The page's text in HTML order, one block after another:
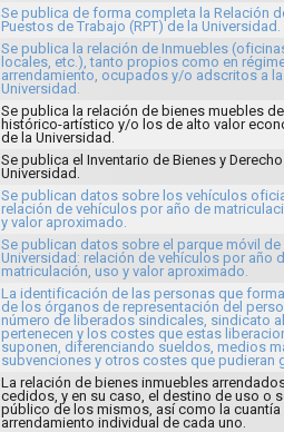
Se publica de forma completa la Relación
Puestos de Trabajo (RPT) de la Universidad.
Se publica la relación de Inmuebles
locales, etc.), tanto propios como en
arrendamiento, ocupados y/o adscritos a la
Universidad.
Se publica la relación de bienes muebles
histórico-artístico y/o los de alto valor
de la Universidad.
Se publica el Inventario de Bienes y
Universidad.
Se publican datos sobre los vehículos
relación de vehículos por año de
y valor aproximado.
Se publican datos sobre el parque móvil de
Universidad: relación de vehículos por año
matriculación, uso y valor aproximado.
La identificación de las personas que
de los órganos de representación del
número de liberados sindicales, sindicato
pertenecen y los costes que estas
suponen, diferenciando sueldos, medios
subvenciones y otros costes que pudieran
La relación de bienes inmuebles
cedidos, y en su caso, el destino de uso o
público de los mismos, así como la cuantía
arrendamiento individual de cada uno.